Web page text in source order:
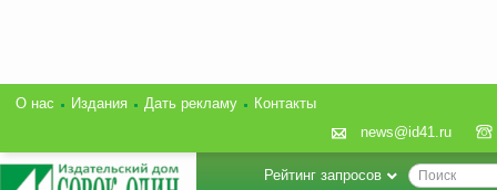
О нас Издания Дать рекламу
Контакты
news@id41.ru
Рейтинг запросов